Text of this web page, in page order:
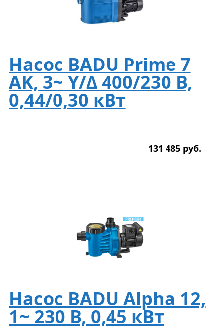
Насос BADU Prime 7
AK, 3~ Y/∆ 400/230 В,
0,44/0,30 кВт
131 485 руб.
Насос BADU Alpha 12,
1~ 230 В, 0,45 кВт